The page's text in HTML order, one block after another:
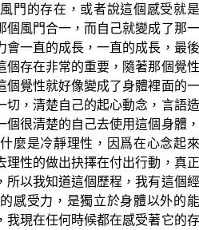
門的存在，或者說這個感受就是
個風門合一，而自己就變成了那一
會一直的成長，一直的成長，最後
個存在非常的重要，隨著那個覺性
個覺性就好像變成了身體裡面的一
切，清楚自己的起心動念，言語造
個很清楚的自己去使用這個身體，
麼是冷靜理性，因爲在心念起來
理性的做出抉擇在付出行動，真正
所以我知道這個歷程，我有這個經
感受力，是獨立於身體以外的能
我現在任何時候都在感受著它的存